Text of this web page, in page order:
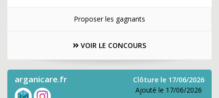
Proposer les gagnants
VOIR LE CONCOURS
arganicare.fr
Clôture le 17/06/2026
Ajouté le 17/06/2026